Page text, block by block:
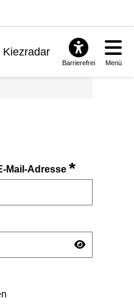
Kiezradar
Barrierefrei Menü
Mail-Adresse*